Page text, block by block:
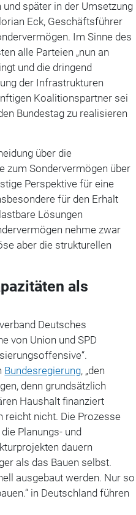
später in der Umsetzung
Eck, Geschäftsführer
Im Sinne des
alle Parteien „nun an
und die dringend
der Infrastrukturen
Koalitionspartner sei
Bundestag zu realisieren
über die
zum Sondervermögen über
Perspektive für eine
für den Erhalt
Lösungen
nehme zwar
aber die strukturellen
als
Deutsches
von Union und SPD
Bundesregierung, „den
denn grundsätzlich
Haushalt finanziert
reicht nicht. Die Prozesse
Planungs- und
dauern
als das Bauen selbst.
ausgebaut werden. Nur so
in Deutschland führen